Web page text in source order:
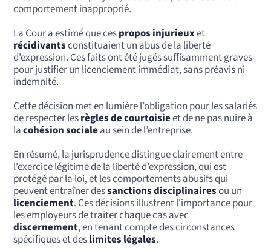
comportement inapproprié.
La Cour a estimé que cespropos injurieuxet
récidivantsconstituaient un abus de la liberté
d’expression. Ces faits ont été jugés suffisamment graves
pour justifier un licenciement immédiat, sans préavis ni
indemnité.
Cette décision met en lumière l’obligation pour les salariés
de respecter lesrègles de courtoisieet de ne pas nuire à
lacohésion socialeau sein de l’entreprise.
En résumé, la jurisprudence distingue clairement entre
l’exercice légitime de la liberté d’expression, qui est
protégé par la loi, et les comportements abusifs qui
peuvent entraîner dessanctions disciplinairesou un
licenciement. Ces décisions illustrent l'importance pour
les employeurs de traiter chaque cas avec
discernement, en tenant compte des circonstances
spécifiques et deslimites légales.